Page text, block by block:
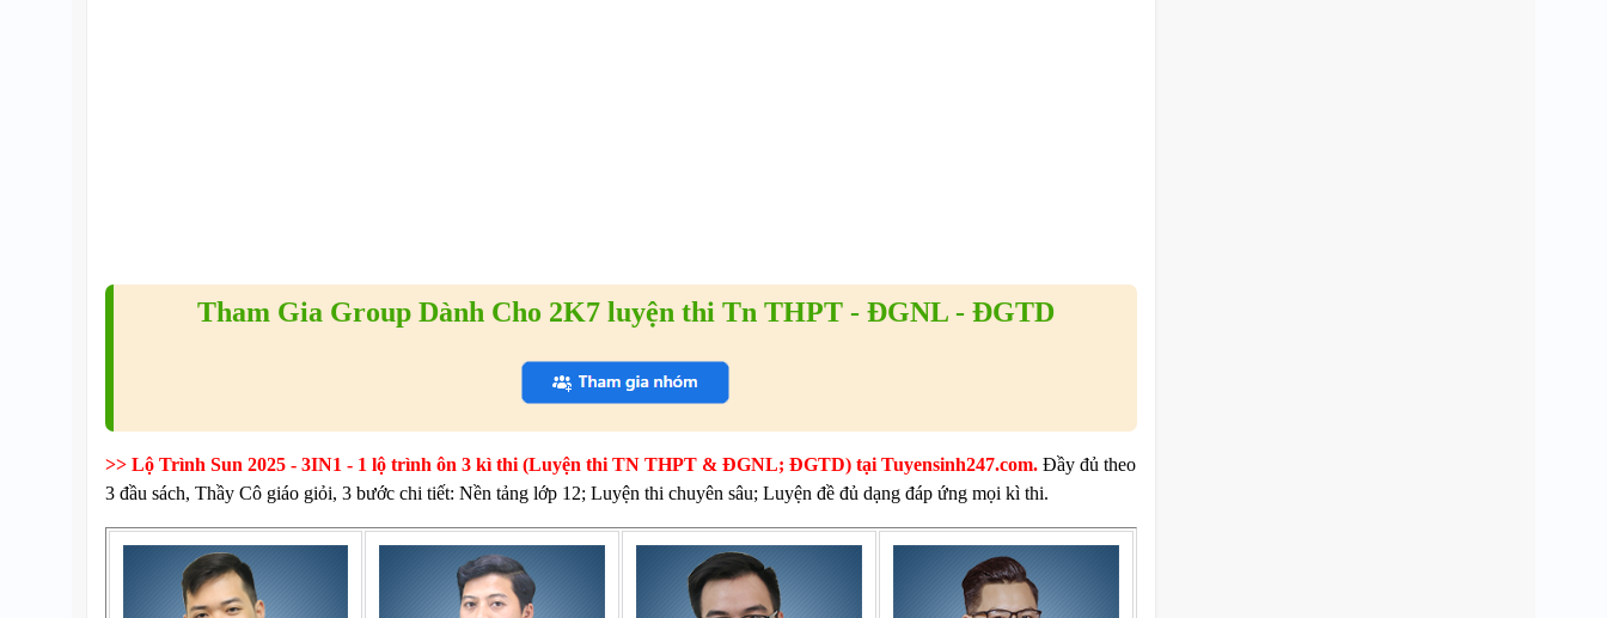
Tham Gia Group Dành Cho 2K7 luyện thi Tn THPT - ĐGNL - ĐGTD
>> Lộ Trình Sun 2025 - 3IN1 - 1 lộ trình ôn 3 kì thi (Luyện thi TN THPT & ĐGNL; ĐGTD) tại Tuyensinh247.com. Đầy đủ theo
3 đầu sách, Thầy Cô giáo giỏi, 3 bước chi tiết: Nền tảng lớp 12; Luyện thi chuyên sâu; Luyện đề đủ dạng đáp ứng mọi kì thi.